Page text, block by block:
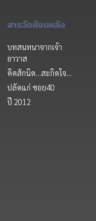
สารวัดย้อนหลัง
บทสนทนาจากเจ้า
อาวาส
คิดสักนิด...สะกิดใจ...
ปลัดแก่ ซอย40
ปี 2012